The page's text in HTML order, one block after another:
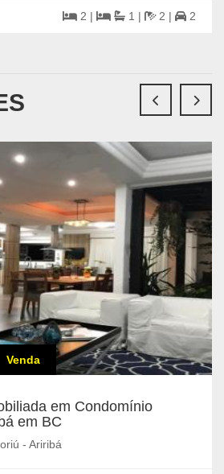
2 | 1 | 2 | 2
Venda
em Condomínio
em BC
- Ariribá